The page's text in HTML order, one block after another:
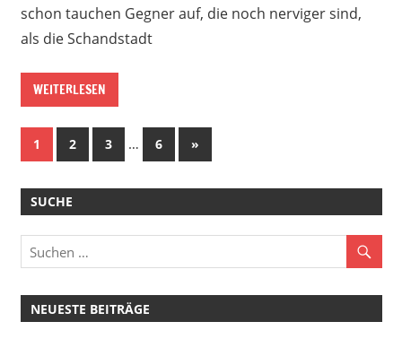
schon tauchen Gegner auf, die noch nerviger sind,
als die Schandstadt
WEITERLESEN
Beitragsnavigation
1 2 3 … 6
Nächste
Beiträge
»
SUCHE
NEUESTE BEITRÄGE